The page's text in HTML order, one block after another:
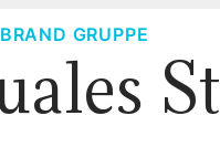
GRUPPE